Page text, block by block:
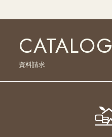
CATALOG
資料請求